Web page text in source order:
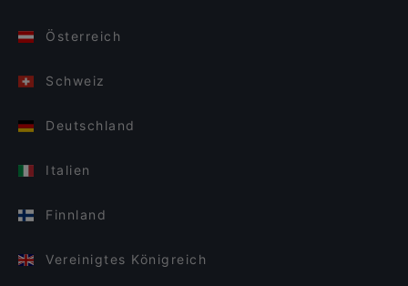
Österreich
Schweiz
Deutschland
Italien
Finnland
Vereinigtes Königreich